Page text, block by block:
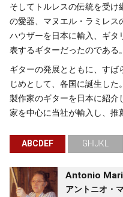
そしてトルレスの伝統を受
の愛器、マヌエル・ラミレス
ハウザーを日本に輸入、ギ
表するギターだったのである。
ギターの発展とともに、す
じめとして、各国に誕生し
製作家のギターを日本に紹
家を中心に当社が輸入し、推
ABCDEF GHIJKL
Antonio
アントニオ・